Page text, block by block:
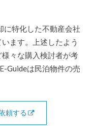
に特化した不動産会社
ます。上述したよう
々な購入検討者が考
Guideは民泊物件の売
頼する